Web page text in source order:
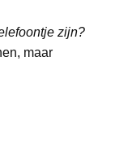
zijn?
maar